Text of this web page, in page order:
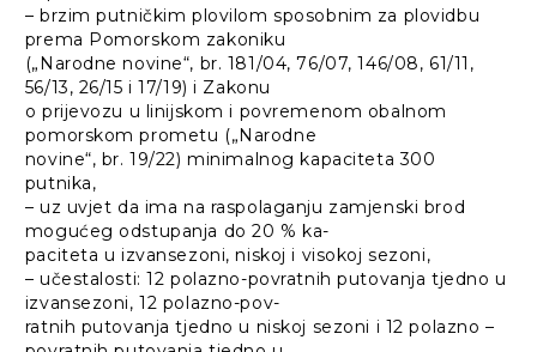
– brzim putničkim plovilom sposobnim za plovidbu
prema Pomorskom zakoniku
(„Narodne novine“, br. 181/04, 76/07, 146/08, 61/11,
56/13, 26/15 i 17/19) i Zakonu
o prijevozu u linijskom i povremenom obalnom
pomorskom prometu („Narodne
novine“, br. 19/22) minimalnog kapaciteta 300
putnika,
– uz uvjet da ima na raspolaganju zamjenski brod
mogućeg odstupanja do 20 % ka-
paciteta u izvansezoni, niskoj i visokoj sezoni,
– učestalosti: 12 polazno-povratnih putovanja tjedno u
izvansezoni, 12 polazno-pov-
ratnih putovanja tjedno u niskoj sezoni i 12 polazno –